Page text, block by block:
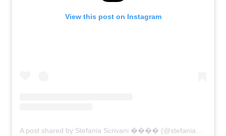
View this post on Instagram
A post shared by Stefania Scrivani ���� (@stefaniascrivanidesigner)